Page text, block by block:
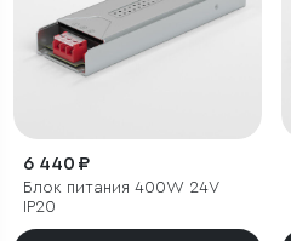
6 440 ₽
Блок питания 400W 24V
IP20